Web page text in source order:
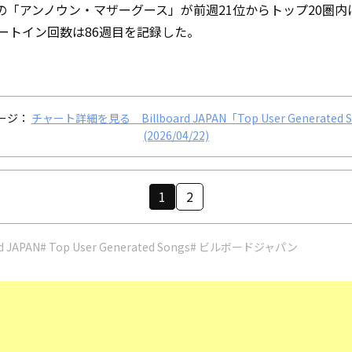
「アンノウン・マザーグース」が前週21位からトップ20圏内
トイン回数は86週目を記録した。
ジ： チャート詳細を見る Billboard JAPAN「Top User Generated
(2026/04/22)
1 2
# Top User Generated Songs# ビルボードジャパン